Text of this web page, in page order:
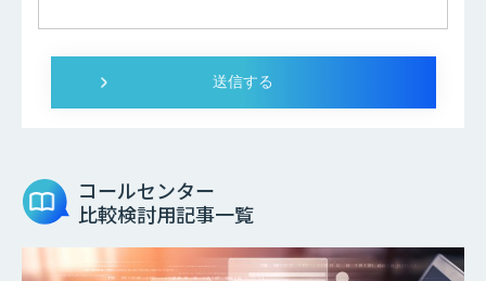
コールセンター
比較検討用記事一覧